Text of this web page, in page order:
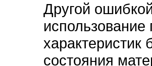
Другой
использование
характеристик
состояния